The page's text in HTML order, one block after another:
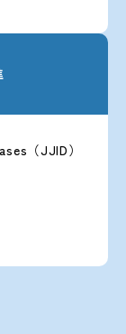
（JJID）